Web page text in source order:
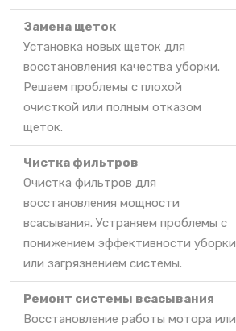
Замена щеток
Установка новых щеток для
восстановления качества уборки.
Решаем проблемы с плохой
очисткой или полным отказом
щеток.
Чистка фильтров
Очистка фильтров для
восстановления мощности
всасывания. Устраняем проблемы с
понижением эффективности уборки
или загрязнением системы.
Ремонт системы всасывания
Восстановление работы мотора или